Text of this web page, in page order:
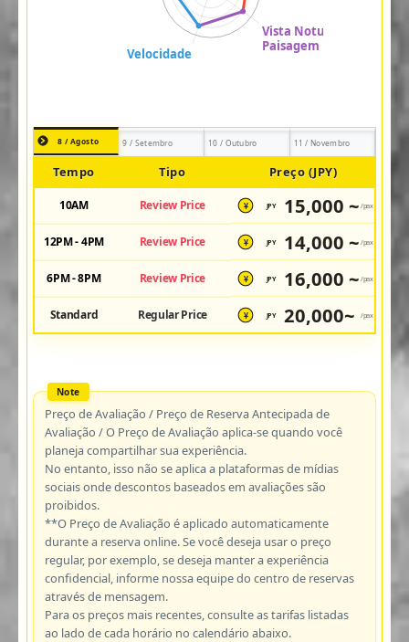
8 / Agosto 9 / Setembro 10 / Outubro 11 / Novembro
Tempo Tipo Preço (JPY)
10AM Review Price ¥ JPY 15,000 ~ /pax
12PM - 4PM Review Price ¥ JPY 14,000 ~ /pax
6PM - 8PM Review Price ¥ JPY 16,000 ~ /pax
Standard Regular Price ¥ JPY 20,000~ /pax
Preço de Avaliação / Preço de Reserva Antecipada de
Avaliação / O Preço de Avaliação aplica-se quando você
planeja compartilhar sua experiência.
No entanto, isso não se aplica a plataformas de mídias
sociais onde descontos baseados em avaliações são
proibidos.
**O Preço de Avaliação é aplicado automaticamente
durante a reserva online. Se você deseja usar o preço
regular, por exemplo, se deseja manter a experiência
confidencial, informe nossa equipe do centro de reservas
através de mensagem.
Para os preços mais recentes, consulte as tarifas listadas
ao lado de cada horário no calendário abaixo.